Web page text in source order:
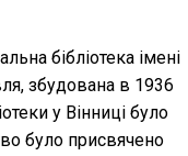
бібліотека імені
збудована в 1936
у Вінниці було
було присвячено